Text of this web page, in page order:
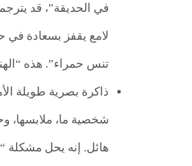
في الحديقة”، قد
لامع يقفز بسعادة
تنس حمراء”. هذه
ذاكرة بصرية طويلة
شخصية ما، ملابسها،
هائل. إنه يحل مشكلة